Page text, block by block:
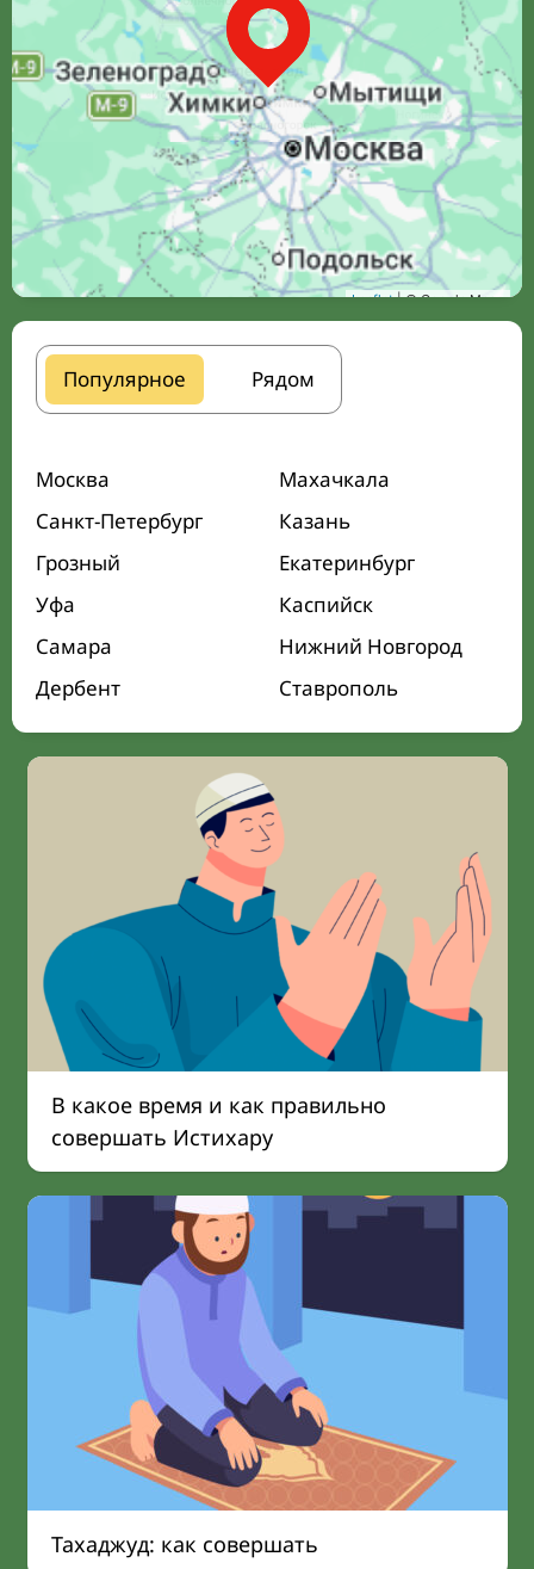
Leaflet| © Google Maps
Популярное Рядом
Москва
Махачкала
Санкт-Петербург
Казань
Грозный
Екатеринбург
Уфа
Каспийск
Самара
Нижний Новгород
Дербент
Ставрополь
В какое время и как правильно
совершать Истихару
Тахаджуд: как совершать